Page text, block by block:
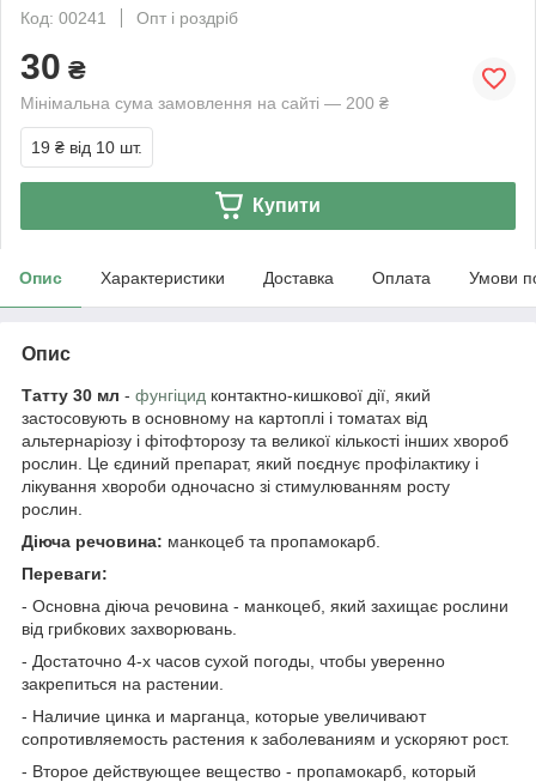
Код: 00241
Опт і роздріб
30 ₴
Мінімальна сума замовлення на сайті — 200 ₴
19 ₴ від 10 шт.
Купити
Опис Характеристики Доставка Оплата Умови
Опис
Татту 30 мл - фунгіцид контактно-кишкової дії, який
застосовують в основному на картоплі і томатах від
альтернаріозу і фітофторозу та великої кількості інших хвороб
рослин. Це єдиний препарат, який поєднує профілактику і
лікування хвороби одночасно зі стимулюванням росту
рослин.
Діюча речовина: манкоцеб та пропамокарб.
Переваги:
- Основна діюча речовина - манкоцеб, який захищає рослини
від грибкових захворювань.
- Достаточно 4-х часов сухой погоды, чтобы уверенно
закрепиться на растении.
- Наличие цинка и марганца, которые увеличивают
сопротивляемость растения к заболеваниям и ускоряют рост.
- Второе действующее вещество - пропамокарб, который